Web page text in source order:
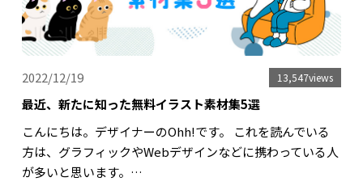
最近、新たに知った無料イラスト素材集5選
2022/12/19 13,547views
こんにちは。デザイナーのOhh!です。 これを読んでいる
方は、グラフィックやWebデザインなどに携わっている人
が多いと思います。…